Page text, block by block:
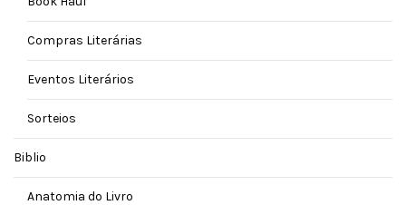
Compras Literárias
Eventos Literários
Sorteios
Biblio
Anatomia do Livro